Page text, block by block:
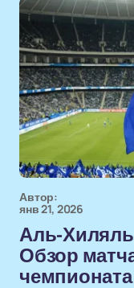
Автор:
янв 21, 2026
Аль-
Обзор